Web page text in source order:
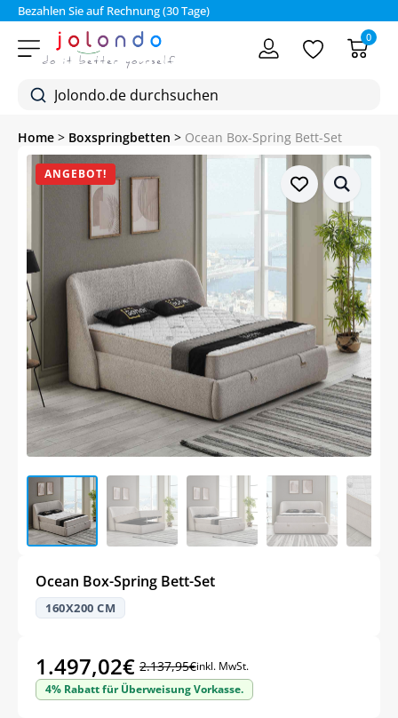
Bezahlen Sie auf Rechnung (30 Tage)
0
Home > Boxspringbetten > Ocean Box-Spring Bett-Set
ANGEBOT!
Ocean Box-Spring Bett-Set
160X200 CM
2.137,95€
Ursprünglicher
Preis
1.497,02€
Aktueller
Preis
inkl. MwSt.
4% Rabatt für Überweisung Vorkasse.